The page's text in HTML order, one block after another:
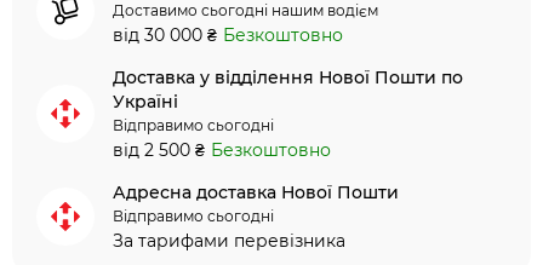
Доставимо сьогодні нашим водієм
від 30 000 ₴ Безкоштовно
Доставка у відділення Нової Пошти по
Україні
Відправимо сьогодні
від 2 500 ₴ Безкоштовно
Адресна доставка Нової Пошти
Відправимо сьогодні
За тарифами перевізника